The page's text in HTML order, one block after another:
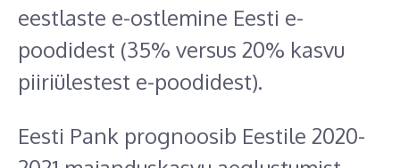
eestlaste e-ostlemine Eesti e-
poodidest (35% versus 20% kasvu
piiriülestest e-poodidest).
Eesti Pank prognoosib Eestile 2020-